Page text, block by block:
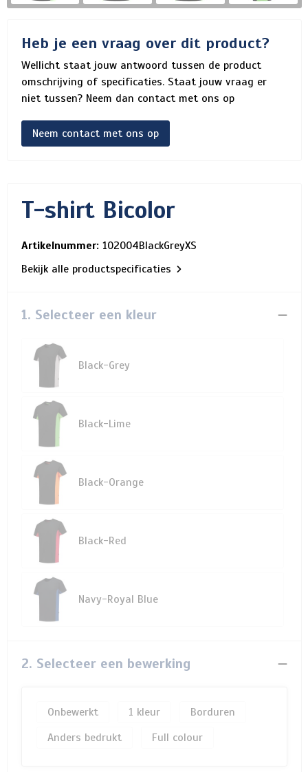
Heb je een vraag over dit product?
Wellicht staat jouw antwoord tussen de product
omschrijving of specificaties. Staat jouw vraag er
niet tussen? Neem dan contact met ons op
Neem contact met ons op
T-shirt Bicolor
Artikelnummer: 102004BlackGreyXS
Bekijk alle productspecificaties
1. Selecteer een kleur
Black-Grey
Black-Lime
Black-Orange
Black-Red
Navy-Royal Blue
2. Selecteer een bewerking
Onbewerkt 1
Borduren
Anders bedrukt
Full colour